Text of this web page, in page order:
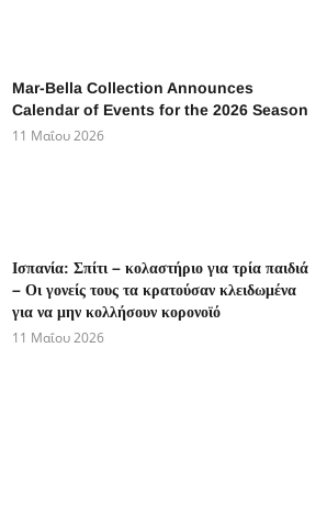
Mar-Bella Collection Announces
Calendar of Events for the 2026 Season
11 Μαΐου 2026
Ισπανία: Σπίτι – κολαστήριο για τρία παιδιά
– Οι γονείς τους τα κρατούσαν κλειδωμένα
για να μην κολλήσουν κορονοϊό
11 Μαΐου 2026